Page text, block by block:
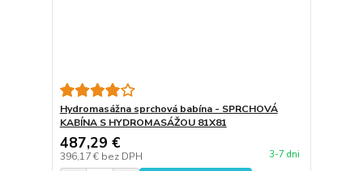
Hydromasážna sprchová babína - SPRCHOVÁ
KABÍNA S HYDROMASÁŽOU 81X81
487,29 €
396,17 € bez DPH 3-7 dni